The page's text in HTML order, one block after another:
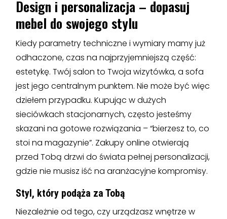
Design i personalizacja – dopasuj
mebel do swojego stylu
Kiedy parametry techniczne i wymiary mamy już
odhaczone, czas na najprzyjemniejszą część:
estetykę. Twój salon to Twoja wizytówka, a sofa
jest jego centralnym punktem. Nie może być więc
dziełem przypadku. Kupując w dużych
sieciówkach stacjonarnych, często jesteśmy
skazani na gotowe rozwiązania – “bierzesz to, co
stoi na magazynie”. Zakupy online otwierają
przed Tobą drzwi do świata pełnej personalizacji,
gdzie nie musisz iść na aranżacyjne kompromisy.
Styl, który podąża za Tobą
Niezależnie od tego, czy urządzasz wnętrze w